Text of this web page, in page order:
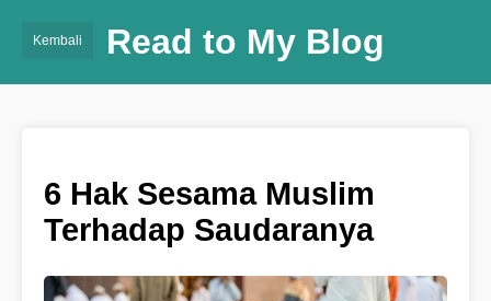
Read to My Blog
Kembali
6 Hak Sesama Muslim
Terhadap Saudaranya